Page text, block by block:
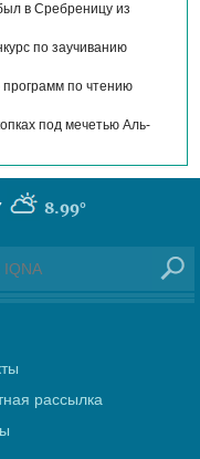
в Сребреницу из
по заучиванию
по чтению
под мечетью Аль-
8.99°
рассылка